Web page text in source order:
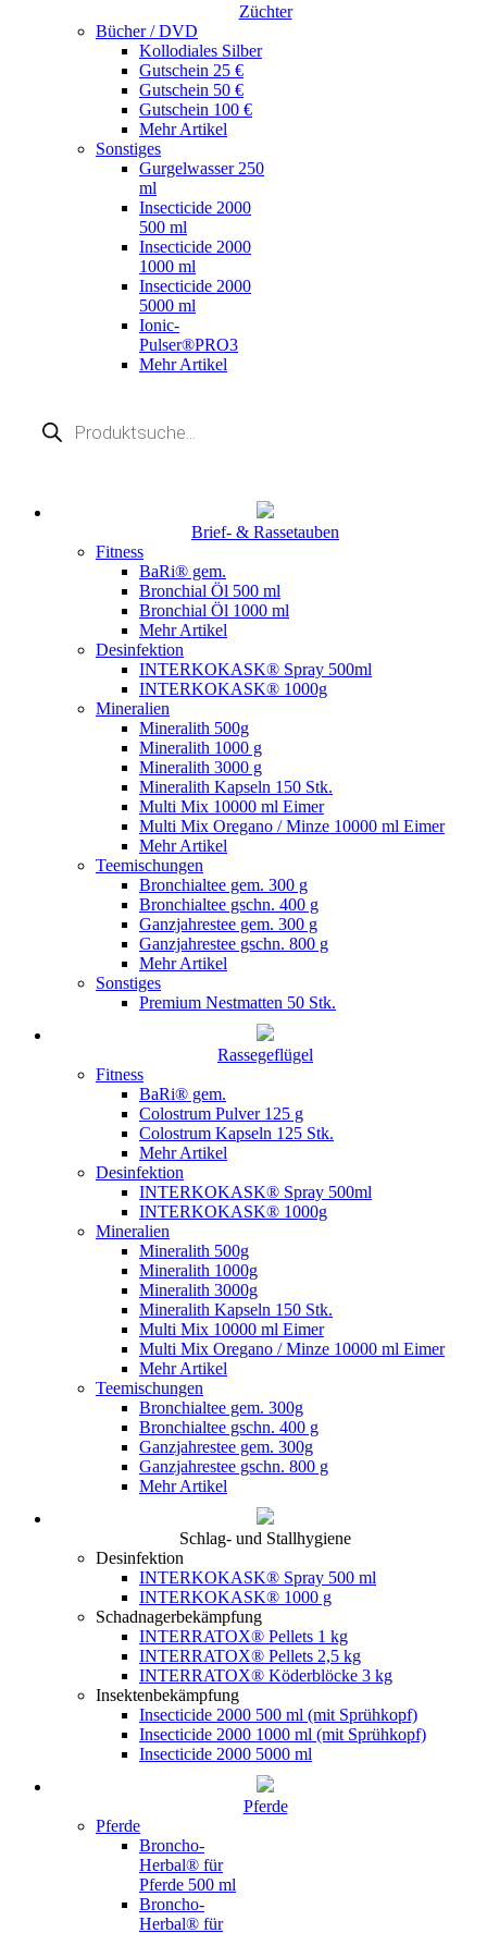
Züchter
Bücher / DVD
Kollodiales Silber
Gutschein 25 €
Gutschein 50 €
Gutschein 100 €
Mehr Artikel
Sonstiges
Gurgelwasser 250
ml
Insecticide 2000
500 ml
Insecticide 2000
1000 ml
Insecticide 2000
5000 ml
Ionic-
Pulser®PRO3
Mehr Artikel
search
Brief- & Rassetauben
Fitness
BaRi® gem.
Bronchial Öl 500 ml
Bronchial Öl 1000 ml
Mehr Artikel
Desinfektion
INTERKOKASK® Spray 500ml
INTERKOKASK® 1000g
Mineralien
Mineralith 500g
Mineralith 1000 g
Mineralith 3000 g
Mineralith Kapseln 150 Stk.
Multi Mix 10000 ml Eimer
Multi Mix Oregano / Minze 10000 ml Eimer
Mehr Artikel
Teemischungen
Bronchialtee gem. 300 g
Bronchialtee gschn. 400 g
Ganzjahrestee gem. 300 g
Ganzjahrestee gschn. 800 g
Mehr Artikel
Sonstiges
Premium Nestmatten 50 Stk.
Rassegeflügel
Fitness
BaRi® gem.
Colostrum Pulver 125 g
Colostrum Kapseln 125 Stk.
Mehr Artikel
Desinfektion
INTERKOKASK® Spray 500ml
INTERKOKASK® 1000g
Mineralien
Mineralith 500g
Mineralith 1000g
Mineralith 3000g
Mineralith Kapseln 150 Stk.
Multi Mix 10000 ml Eimer
Multi Mix Oregano / Minze 10000 ml Eimer
Mehr Artikel
Teemischungen
Bronchialtee gem. 300g
Bronchialtee gschn. 400 g
Ganzjahrestee gem. 300g
Ganzjahrestee gschn. 800 g
Mehr Artikel
Schlag- und Stallhygiene
Desinfektion
INTERKOKASK® Spray 500 ml
INTERKOKASK® 1000 g
Schadnagerbekämpfung
INTERRATOX® Pellets 1 kg
INTERRATOX® Pellets 2,5 kg
INTERRATOX® Köderblöcke 3 kg
Insektenbekämpfung
Insecticide 2000 500 ml (mit Sprühkopf)
Insecticide 2000 1000 ml (mit Sprühkopf)
Insecticide 2000 5000 ml
Pferde
Pferde
Broncho-
Herbal® für
Pferde 500 ml
Broncho-
Herbal® für